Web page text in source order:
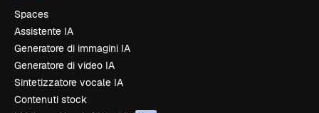
Spaces
Assistente IA
Generatore di immagini IA
Generatore di video IA
Sintetizzatore vocale IA
Contenuti stock